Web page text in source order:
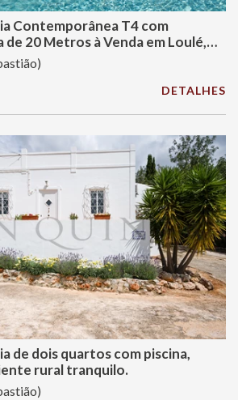
Contemporânea T4 com
de 20 Metros à Venda em Loulé,
DETALHES
de dois quartos com piscina,
rural tranquilo.